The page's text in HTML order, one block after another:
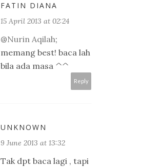
FATIN DIANA
15 April 2013 at 02:24
@Nurin Aqilah;
memang best! baca lah
bila ada masa ^^
Reply
UNKNOWN
9 June 2013 at 13:32
Tak dpt baca lagi , tapi